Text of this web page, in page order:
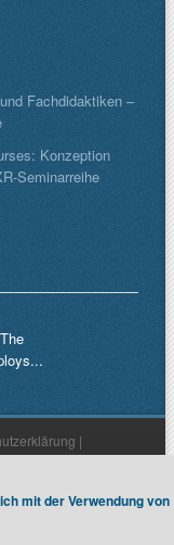
Fachdidaktiken –
Konzeption
Seminarreihe
|
mit der Verwendung von